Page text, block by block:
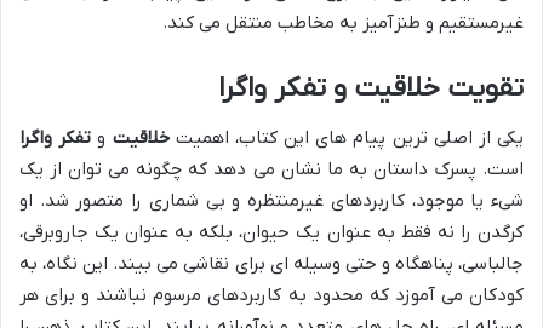
غیرمستقیم و طنزآمیز به مخاطب منتقل می کند.
تقویت خلاقیت و تفکر واگرا
یکی از اصلی ترین پیام های این کتاب، اهمیتخلاقیت و تفکر واگرا
است. پسرک داستان به ما نشان می دهد که چگونه می توان از یک
شیء یا موجود، کاربردهای غیرمنتظره و بی شماری را متصور شد. او
کرگدن را نه فقط به عنوان یک حیوان، بلکه به عنوان یک جاروبرقی،
جالباسی، پناهگاه و حتی وسیله ای برای نقاشی می بیند. این نگاه، به
کودکان می آموزد که محدود به کاربردهای مرسوم نباشند و برای هر